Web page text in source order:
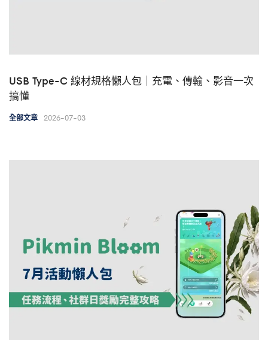
USB Type-C 線材規格懶人包｜充電、傳輸、影音一次
搞懂
全部文章 2026-07-03